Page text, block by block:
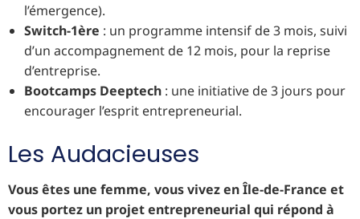
l’émergence).
Switch-1ère : un programme intensif de 3 mois, suivi
d’un accompagnement de 12 mois, pour la reprise
d’entreprise.
Bootcamps Deeptech : une initiative de 3 jours pour
encourager l’esprit entrepreneurial.
Les Audacieuses
Vous êtes une femme, vous vivez en Île-de-France et
vous portez un projet entrepreneurial qui répond à